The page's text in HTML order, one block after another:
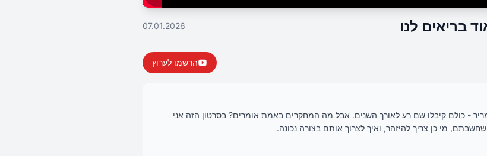
07.01.2026
הרשמו לערוץ
- כולם קיבלו שם רע לאורך השנים. אבל מה המחקרים באמת אומרים? בסרטון הזה אני
מי כן צריך להיזהר, ואיך לצרוך אותם בצורה נכונה.